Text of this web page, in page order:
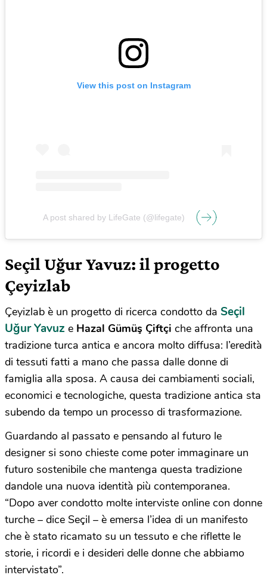
View this post on Instagram
A post shared by LifeGate (@lifegate)
Seçil Uğur Yavuz: il progetto
Çeyizlab
Çeyizlab è un progetto di ricerca condotto da Seçil
Uğur Yavuz e Hazal Gümüş Çiftçi che affronta una
tradizione turca antica e ancora molto diffusa: l’eredità
di tessuti fatti a mano che passa dalle donne di
famiglia alla sposa. A causa dei cambiamenti sociali,
economici e tecnologiche, questa tradizione antica sta
subendo da tempo un processo di trasformazione.
Guardando al passato e pensando al futuro le
designer si sono chieste come poter immaginare un
futuro sostenibile che mantenga questa tradizione
dandole una nuova identità più contemporanea.
“Dopo aver condotto molte interviste online con donne
turche – dice Seçil – è emersa l’idea di un manifesto
che è stato ricamato su un tessuto e che riflette le
storie, i ricordi e i desideri delle donne che abbiamo
intervistato”.